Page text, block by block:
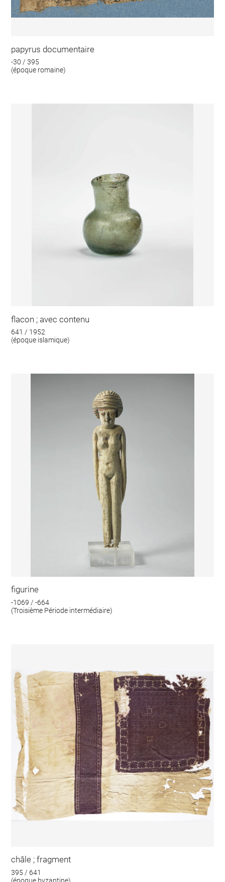
papyrus documentaire
-30 / 395
(époque romaine)
flacon ; avec contenu
641 / 1952
(époque islamique)
figurine
-1069 / -664
(Troisième Période intermédiaire)
châle ; fragment
395 / 641
(époque byzantine)